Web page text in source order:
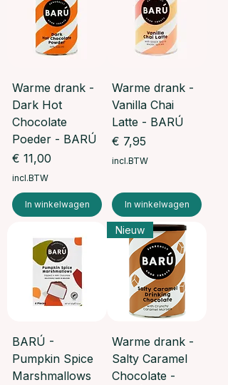
Warme drank -
Dark Hot
Chocolate
Poeder - BARÚ
Prijs
€ 11,00
incl.BTW
In winkelwagen
Warme drank -
Vanilla Chai
Latte - BARÚ
Prijs
€ 7,95
incl.BTW
In winkelwagen
BARÚ -
Pumpkin Spice
Marshmallows
Nieuw
Warme drank -
Salty Caramel
Chocolate -